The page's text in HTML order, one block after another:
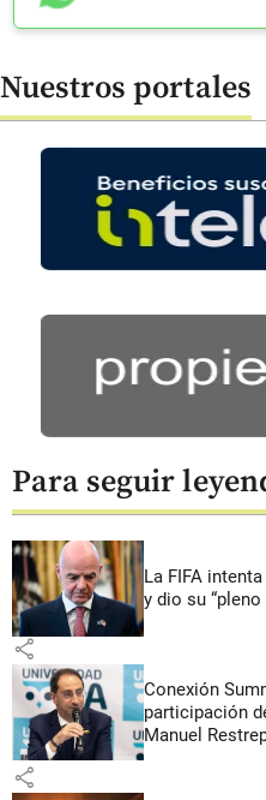
Nuestros portales
Para seguir
La FIFA
y dio su
share
Conexión
participación
Manuel
share